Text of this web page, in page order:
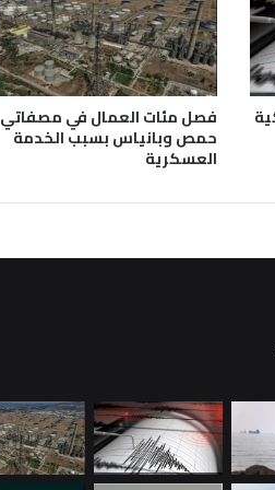
فصل مئات العمال في مصفاتي
حمص وبانياس بسبب الخدمة
العسكرية